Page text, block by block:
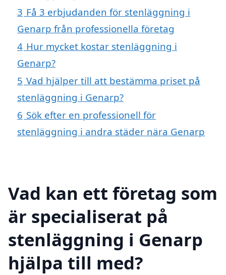
3 Få 3 erbjudanden för stenläggning i
Genarp från professionella företag
4 Hur mycket kostar stenläggning i
Genarp?
5 Vad hjälper till att bestämma priset på
stenläggning i Genarp?
6 Sök efter en professionell för
stenläggning i andra städer nära Genarp
Vad kan ett företag som
är specialiserat på
stenläggning i Genarp
hjälpa till med?